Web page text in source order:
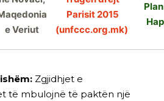
e Veriut
Parisit 2015
(unfccc.org.mk)
Zgjidhjet e
të mbulojnë të paktën një